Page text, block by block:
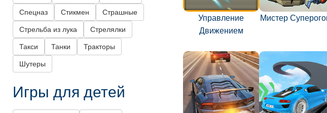
Управление
Движением
Мистер
Спецназ Стикмен Страшные
Стрельба из лука Стрелялки
Такси Танки Тракторы
Шутеры
Игры для детей